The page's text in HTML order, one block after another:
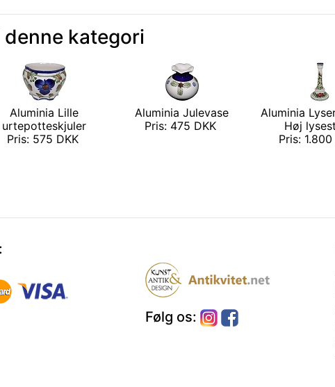
kategori
Aluminia Lille
urtepotteskjuler
Pris: 575 DKK
Aluminia Julevase
Pris: 475 DKK
Aluminia
Høj
Pris: 1.800
Følg os: